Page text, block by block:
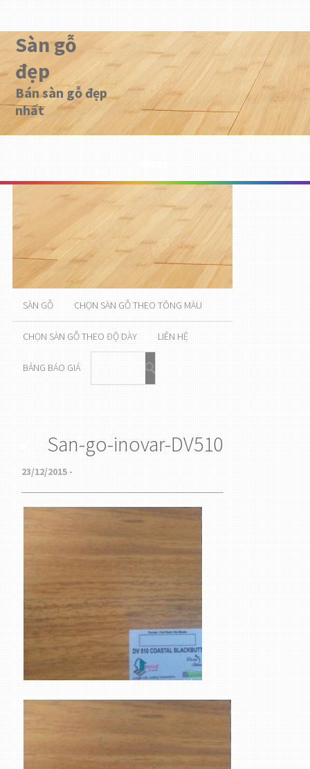
Sàn gỗ
đẹp
Bán sàn gỗ đẹp
nhất
SÀN GỖ CHỌN SÀN GỖ THEO TÔNG MÀU
CHỌN SÀN GỖ THEO ĐỘ DÀY LIÊN HỆ
BẢNG BÁO GIÁ
San-go-inovar-DV510
23/12/2015 -